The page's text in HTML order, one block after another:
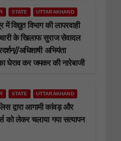
STATE UTTARAKHAND
में विद्युत विभाग की लापरवाही
के खिलाफ सुराज सेवादल
अधिशाषी अभियंता
घेराव कर जमकर की नारेबाजी
STATE UTTARAKHAND
द्वारा आगामी कांवड़ और
को लेकर चलाया गया सत्यापन